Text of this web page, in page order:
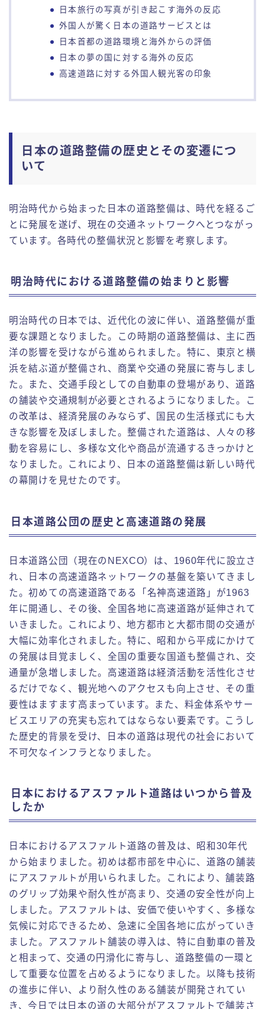
日本旅行の写真が引き起こす海外の反応
外国人が驚く日本の道路サービスとは
日本首都の道路環境と海外からの評価
日本の夢の国に対する海外の反応
高速道路に対する外国人観光客の印象
日本の道路整備の歴史とその変遷につ
いて
明治時代から始まった日本の道路整備は、時代を経るご
とに発展を遂げ、現在の交通ネットワークへとつながっ
ています。各時代の整備状況と影響を考察します。
明治時代における道路整備の始まりと影響
明治時代の日本では、近代化の波に伴い、道路整備が重
要な課題となりました。この時期の道路整備は、主に西
洋の影響を受けながら進められました。特に、東京と横
浜を結ぶ道が整備され、商業や交通の発展に寄与しまし
た。また、交通手段としての自動車の登場があり、道路
の舗装や交通規制が必要とされるようになりました。こ
の改革は、経済発展のみならず、国民の生活様式にも大
きな影響を及ぼしました。整備された道路は、人々の移
動を容易にし、多様な文化や商品が流通するきっかけと
なりました。これにより、日本の道路整備は新しい時代
の幕開けを見せたのです。
日本道路公団の歴史と高速道路の発展
日本道路公団（現在のNEXCO）は、1960年代に設立さ
れ、日本の高速道路ネットワークの基盤を築いてきまし
た。初めての高速道路である「名神高速道路」が1963
年に開通し、その後、全国各地に高速道路が延伸されて
いきました。これにより、地方都市と大都市間の交通が
大幅に効率化されました。特に、昭和から平成にかけて
の発展は目覚ましく、全国の重要な国道も整備され、交
通量が急増しました。高速道路は経済活動を活性化させ
るだけでなく、観光地へのアクセスも向上させ、その重
要性はますます高まっています。また、料金体系やサー
ビスエリアの充実も忘れてはならない要素です。こうし
た歴史的背景を受け、日本の道路は現代の社会において
不可欠なインフラとなりました。
日本におけるアスファルト道路はいつから普及
したか
日本におけるアスファルト道路の普及は、昭和30年代
から始まりました。初めは都市部を中心に、道路の舗装
にアスファルトが用いられました。これにより、舗装路
のグリップ効果や耐久性が高まり、交通の安全性が向上
しました。アスファルトは、安価で使いやすく、多様な
気候に対応できるため、急速に全国各地に広がっていき
ました。アスファルト舗装の導入は、特に自動車の普及
と相まって、交通の円滑化に寄与し、道路整備の一環と
して重要な位置を占めるようになりました。以降も技術
の進歩に伴い、より耐久性のある舗装が開発されてい
き、今日では日本の道の大部分がアスファルトで舗装さ